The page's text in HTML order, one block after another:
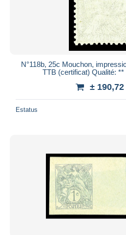
N°118b, 25c Mouchon,
TTB (certificat) Qualité: **
± 190,72
Estatus